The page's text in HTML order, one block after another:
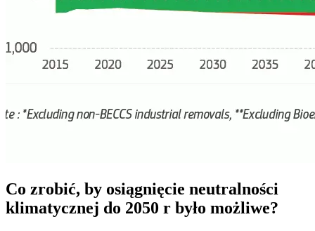
Co zrobić, by osiągnięcie neutralności
klimatycznej do 2050 r było możliwe?